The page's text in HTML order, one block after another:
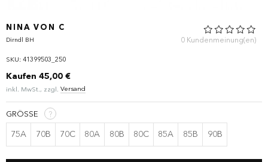
NINA VON C
Dirndl BH
SKU: 41399503_250
0 Kundenmeinung(en)
Kaufen 45,00 €
inkl. MwSt., zzgl. Versand
GRÖSSE ?
75A 70B 70C 80A 80B 80C 85A 85B 90B